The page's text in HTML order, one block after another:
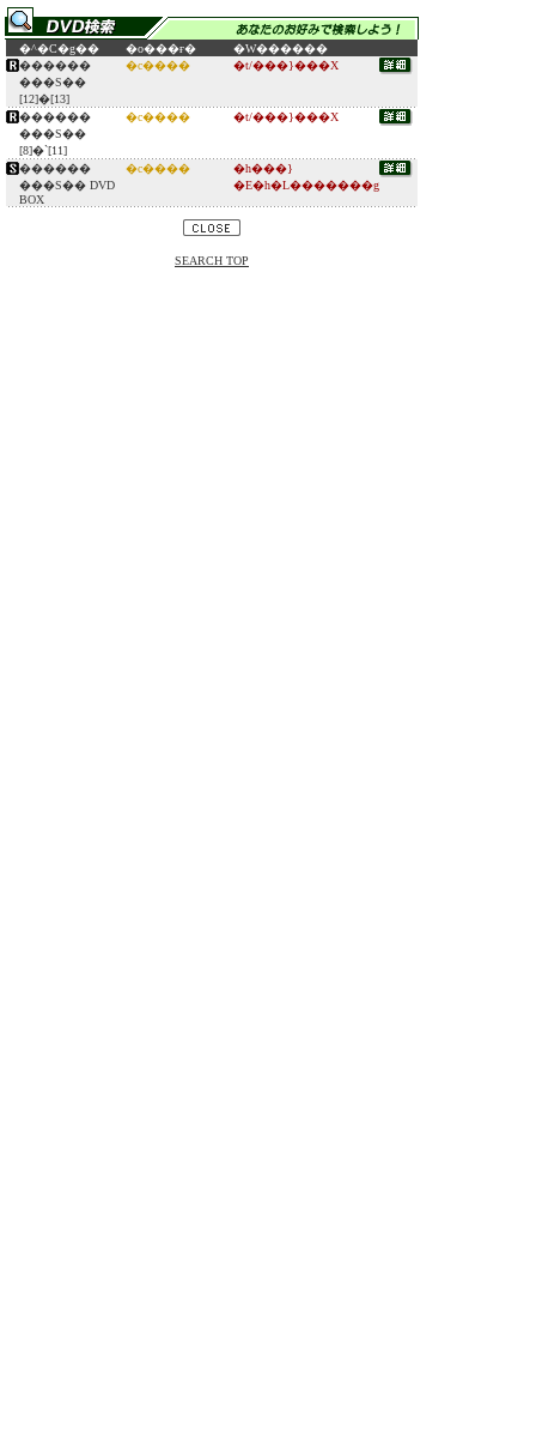
�^�C�g�� �o���ғ�
�W������
������
���S��
[12]�[13]
�c���� �t/���}���X
������
���S��
[8]�`[11]
�c���� �t/���}���X
������
���S�� DVD
BOX
�c����
�h���}
�E�h�L�������g
SEARCH TOP